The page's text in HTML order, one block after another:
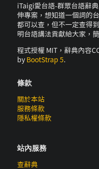
iTaigi愛台語-群眾台語辭
伸專案，想知道一個詞的
都可以查，但不一定查得
明台語講法貢獻給大家，
程式授權 MIT，辭典內容
by BootStrap 5.
條款
關於本站
服務條款
隱私權條款
站內服務
查辭典